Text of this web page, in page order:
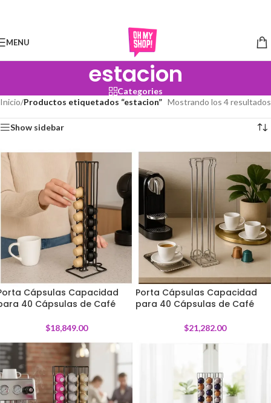
MENU
estacion
Categories
Inicio/Productos etiquetados “estacion” Mostrando los 4 resultados
Show sidebar
Cápsulas Capacidad
40 Cápsulas de Café
$18,849.00
Porta Cápsulas Capacidad
para 40 Cápsulas de Café
$21,282.00